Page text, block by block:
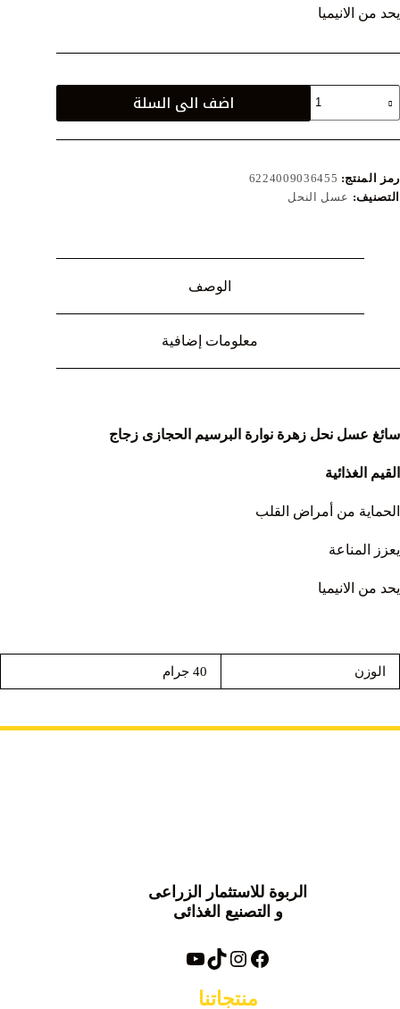
يحد من الانيميا
عسل
نحل
زهرة
البرسيم
الحجازى
بورشن
اضف الى السلة
رمز المنتج: 6224009036455
التصنيف: عسل النحل
الوصف
معلومات إضافية
سائغ عسل نحل زهرة نوارة البرسيم الحجازى زجاج
القيم الغذائية
الحماية من أمراض القلب
يعزز المناعة
يحد من الانيميا
الوزن 40 جرام
الربوة للاستثمار الزراعى
و التصنيع الغذائى
فيسبوك
انستغرام
تيك توكيوتيوب
منتجاتنا